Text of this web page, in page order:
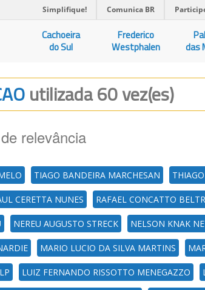
Simplifique! Comunica BR
Cachoeira
do Sul
Frederico
Westphalen
das
utilizada 60 vez(es)
relevância
TIAGO BANDEIRA MARCHESAN
CERETTA NUNES RAFAEL CONCATTO
NEREU AUGUSTO STRECK NELSON KNAK
MARIO LUCIO DA SILVA MARTINS
LUIZ FERNANDO RISSOTTO MENEGAZZO